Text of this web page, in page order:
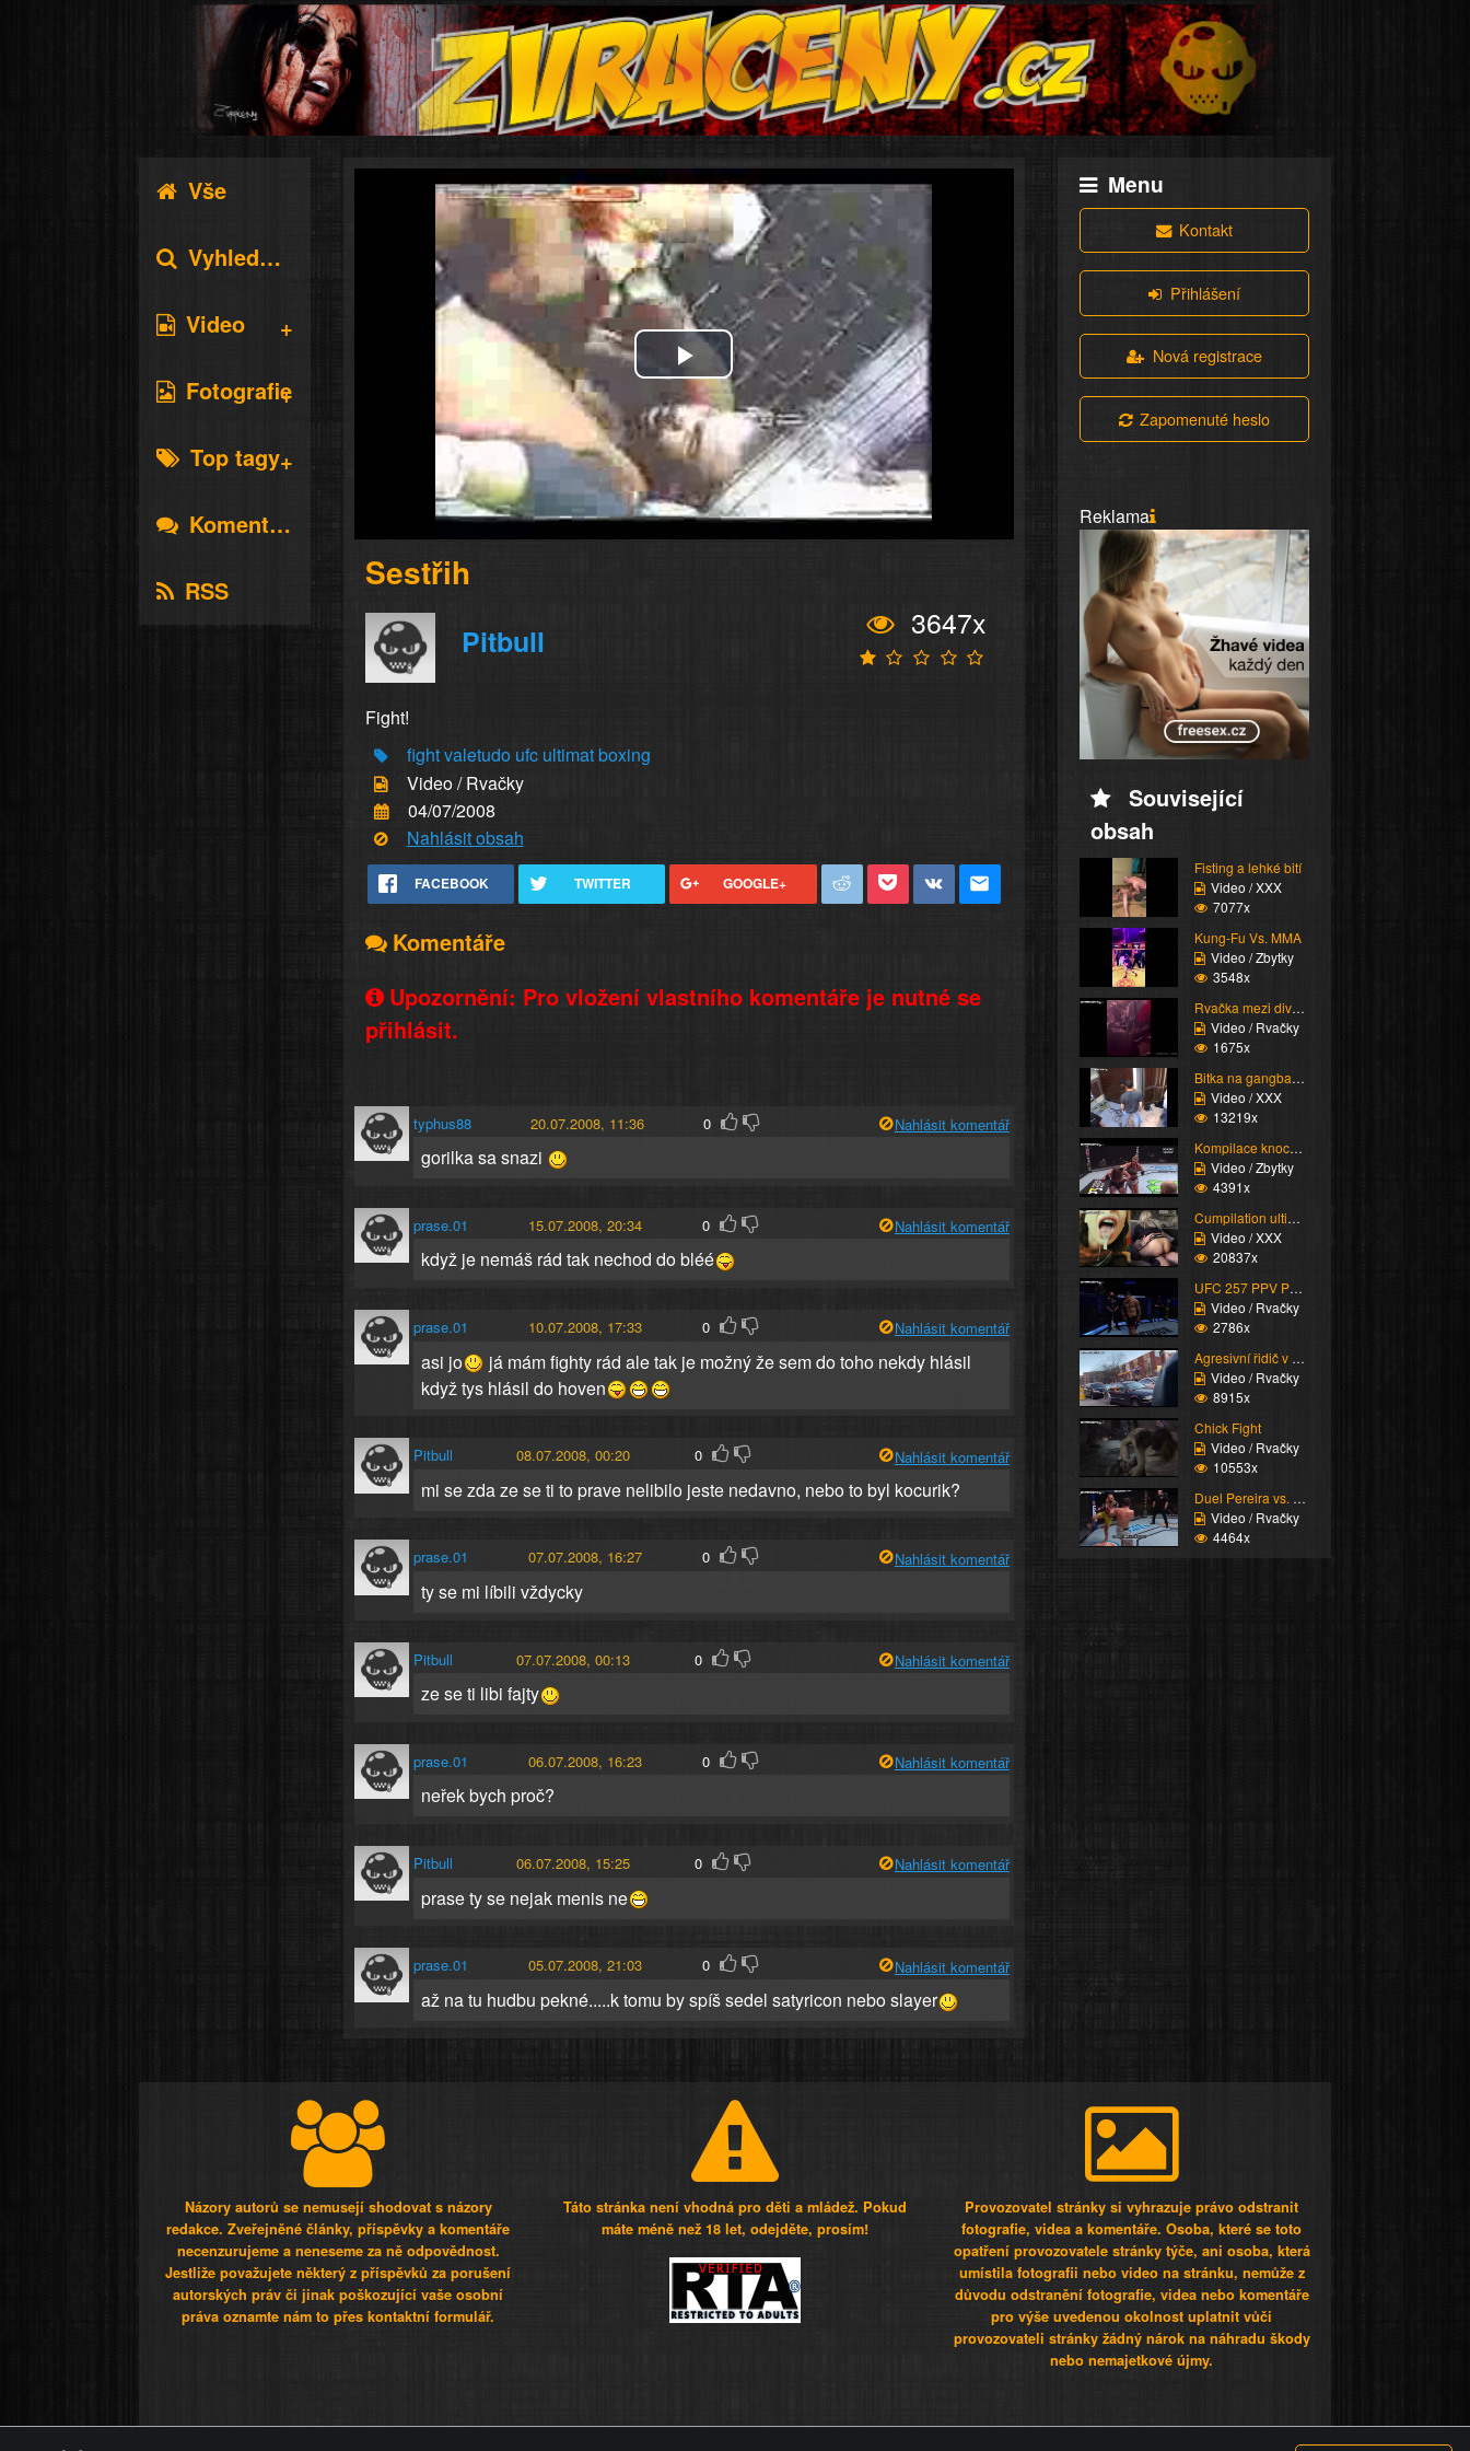
Vše
Vyhledávání
Video
Fotografie
Top tagy
Komentáře
RSS
Play
Video
Sestřih
Pitbull
3647x
Fight!
fightvaletudo ufc ultimatboxing
Video / Rvačky
04/07/2008
Nahlásit obsah
FACEBOOK TWITTER GOOGLE+
Komentáře
Upozornění: Pro vložení vlastního komentáře je nutné se
přihlásit.
typhus88 20.07.2008, 11:36 0 Nahlásit komentář
gorilka sa snazi
prase.01 15.07.2008, 20:34 0 Nahlásit komentář
když je nemáš rád tak nechod do bléé
prase.01 10.07.2008, 17:33 0 Nahlásit komentář
asi jo
já mám fighty rád ale tak je možný že sem do toho nekdy hlásil
když tys hlásil do hoven
Pitbull 08.07.2008, 00:20 0 Nahlásit komentář
mi se zda ze se ti to prave nelibilo jeste nedavno, nebo to byl kocurik?
prase.01 07.07.2008, 16:27 0 Nahlásit komentář
ty se mi líbili vždycky
Pitbull 07.07.2008, 00:13 0 Nahlásit komentář
ze se ti libi fajty
prase.01 06.07.2008, 16:23 0 Nahlásit komentář
neřek bych proč?
Pitbull 06.07.2008, 15:25 0 Nahlásit komentář
prase ty se nejak menis ne
prase.01 05.07.2008, 21:03 0 Nahlásit komentář
až na tu hudbu pekné.....k tomu by spíš sedel satyricon nebo slayer
Menu
Kontakt
Přihlášení
Nová registrace
Zapomenuté heslo
Reklama
Související
obsah
Fisting a lehké bití
Video / XXX
7077x
Kung-Fu Vs. MMA
Video / Zbytky
3548x
Rvačka mezi diváky na ...
Video / Rvačky
1675x
Bitka na gangbangu
Video / XXX
13219x
Kompilace knockoutů
Video / Zbytky
4391x
Cumpilation ultimate e...
Video / XXX
20837x
UFC 257 PPV Poirier vs...
Video / Rvačky
2786x
Agresivní řidič v akci
Video / Rvačky
8915x
Chick Fight
Video / Rvačky
10553x
Duel Pereira vs. Imada...
Video / Rvačky
4464x
Názory autorů se nemusejí shodovat s názory
redakce. Zveřejněné články, příspěvky a komentáře
necenzurujeme a neneseme za ně odpovědnost.
Jestliže považujete některý z příspěvků za porušení
autorských práv či jinak poškozující vaše osobní
práva oznamte nám to přes kontaktní formulář.
Táto stránka není vhodná pro děti a mládež. Pokud
máte méně než 18 let, odejděte, prosím!
Provozovatel stránky si vyhrazuje právo odstranit
fotografie, videa a komentáře. Osoba, které se toto
opatření provozovatele stránky týče, ani osoba, která
umístila fotografii nebo video na stránku, nemůže z
důvodu odstranění fotografie, videa nebo komentáře
pro výše uvedenou okolnost uplatnit vůči
provozovateli stránky žádný nárok na náhradu škody
nebo nemajetkové újmy.